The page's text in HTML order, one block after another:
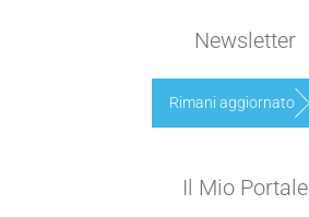
Newsletter
Rimani aggiornato
Il Mio Portale